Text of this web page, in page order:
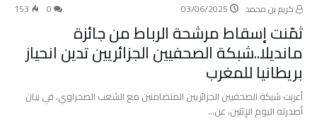
كريم بن محمد
03/06/2025
153
ثمّنت إسقاط مرشحة الرباط من جائزة
مانديلا..شبكة الصحفيين الجزائريين تدين انحياز
بريطانيا للمغرب
أعربت شبكة الصحفيين الجزائريين المتضامنين مع الشعب الصحراوي، في بيان
أصدرته اليوم الإثنين، عن…